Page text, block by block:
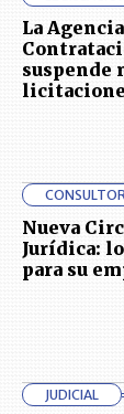
La
suspende
Nueva
Jurídica:
para su
JUDICIAL